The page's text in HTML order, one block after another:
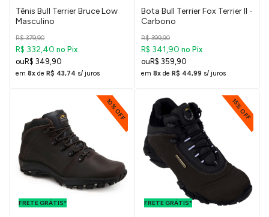
Tênis Bull Terrier Bruce Low
Masculino
R$ 379,90
R$ 332,40 no Pix
R$ 349,90
em 8x de R$ 43,74 s/ juros
Bota Bull Terrier Fox Terrier II -
Carbono
R$ 399,90
R$ 341,90 no Pix
R$ 359,90
em 8x de R$ 44,99 s/ juros
10% OFF
FRETE GRÁTIS*
FRETE GRÁTIS
PARA O DF E
15% OFF
FRETE GRÁTIS*
SUDESTE